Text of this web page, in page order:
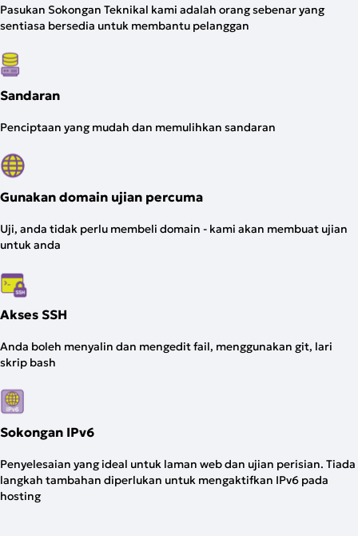
Pasukan Sokongan Teknikal kami adalah orang sebenar yang
sentiasa bersedia untuk membantu pelanggan
Sandaran
Penciptaan yang mudah dan memulihkan sandaran
Gunakan domain ujian percuma
Uji, anda tidak perlu membeli domain - kami akan membuat ujian
untuk anda
Akses SSH
Anda boleh menyalin dan mengedit fail, menggunakan git, lari
skrip bash
Sokongan IPv6
Penyelesaian yang ideal untuk laman web dan ujian perisian. Tiada
langkah tambahan diperlukan untuk mengaktifkan IPv6 pada
hosting